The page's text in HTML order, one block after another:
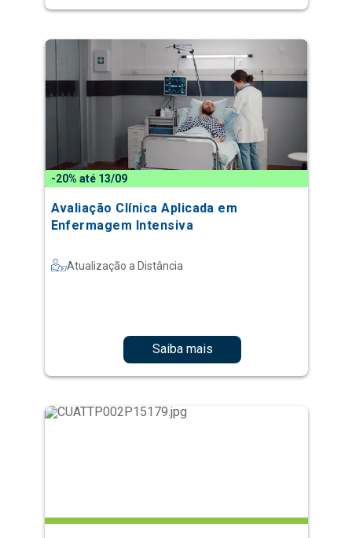
-20% até 13/09
Avaliação Clínica Aplicada em
Enfermagem Intensiva
Atualização a Distância
Saiba mais